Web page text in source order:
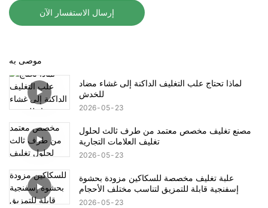
إرسال الاستفسار الآن
موصى به
لماذا تحتاج علب التغليف الداكنة إلى غشاء مضاد
للخدش
2026 05 23
مصنع تغليف مخصص معتمد من طرف ثالث لحلول
تغليف العلامات التجارية
2026 05 23
علبة تغليف مخصصة للسكاكين مزودة بحشوة
إسفنجية قابلة للتمزيق لتناسب مختلف الأحجام
2026 05 23